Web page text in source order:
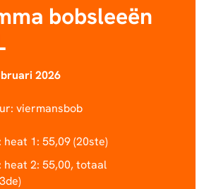
bobsleeën
2026
viermansbob
heat 1: 55,09 (20ste)
heat 2: 55,00, totaal